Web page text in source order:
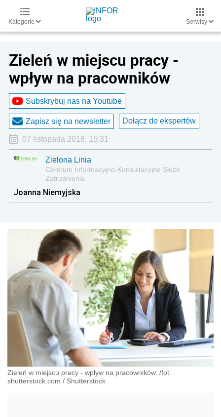
Kategorie Serwisy
Zieleń w miejscu pracy -
wpływ na pracowników
Subskrybuj nas na Youtube
Zapisz się na newsletter Dołącz do ekspertów
07 listopada 2018, 15:31
Zielona Linia
Centrum Informacyjno-Konsultacyjne Służb
Zatrudnienia
Joanna Niemyjska
Zieleń w miejscu pracy - wpływ na pracowników. /fot.
shutterstock.com / Shutterstock